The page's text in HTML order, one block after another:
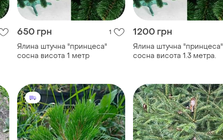
650 грн 1
Ялина штучна "принцеса"
сосна висота 1 метр
1200 грн
Ялина штучна "принцеса"
сосна висота 1.3 метра.